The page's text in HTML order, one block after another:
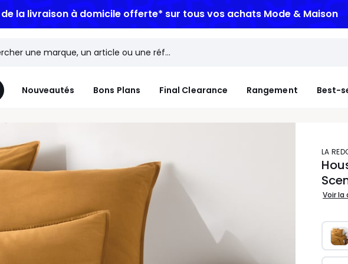
la livraison à domicile offerte* sur tous vos achats Mode & Maison
Nouveautés Bons Plans Final Clearance Rangement Best-
LA
Voir la